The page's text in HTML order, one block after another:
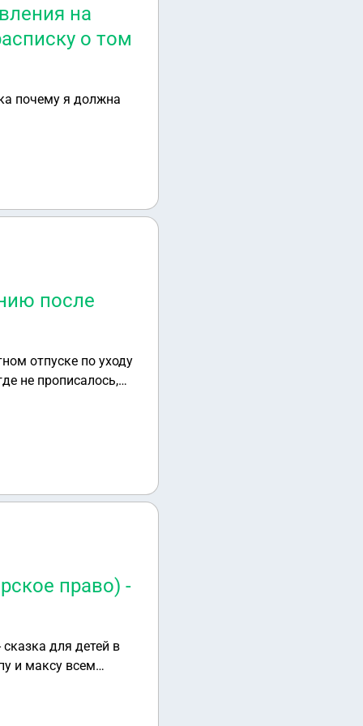
на
о том
почему я должна
после
отпуске по уходу
не прописалось,
я работаю на пол
право) -
для детей в
и максу всем